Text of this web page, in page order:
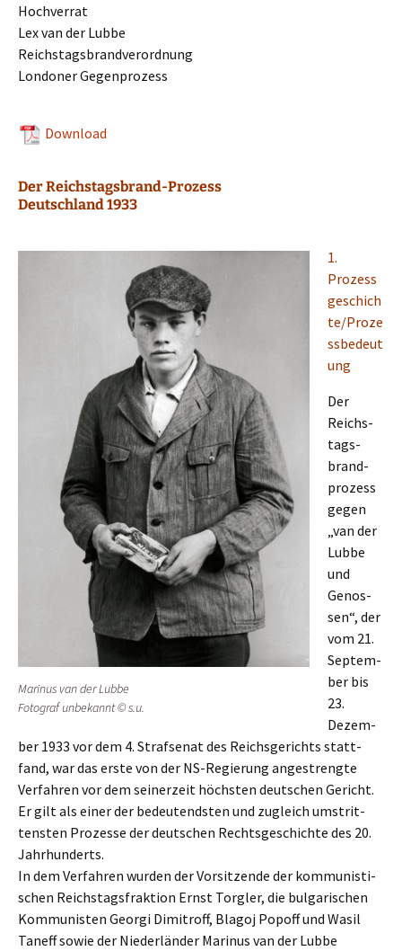
Hochverrat
Lex van der Lubbe
Reichstagsbrandverordnung
Londo­ner Gegenprozess
Download
Der Reichstagsbrand-Prozess
Deutschland 1933
Marinus van der Lubbe
Fotograf unbekannt © s.u.
1.
Prozess
geschich
te/Proze
ssbedeut
ung
Der
Reichs­
tags­
brand­
pro­zess
gegen
„van der
Lubbe
und
Genos­
sen“, der
vom 21.
Septem­
ber bis
23.
Dezem­
ber 1933 vor dem 4. Straf­se­nat des Reichs­ge­richts statt­
fand, war das erste von der NS-Regie­rung angestreng­te
Verfah­ren vor dem seiner­zeit höchs­ten deutschen Gericht.
Er gilt als einer der bedeu­tends­ten und zugleich umstrit­
tens­ten Prozes­se der deutschen Rechts­ge­schich­te des 20.
Jahrhunderts.
In dem Verfah­ren wurden der Vorsit­zen­de der kommu­nis­ti­
schen Reichs­tags­frak­ti­on Ernst Torgler, die bulga­ri­schen
Kommu­nis­ten Georgi Dimitroff, Blagoj Popoff und Wasil
Taneff sowie der Nieder­län­der Marinus van der Lubbe